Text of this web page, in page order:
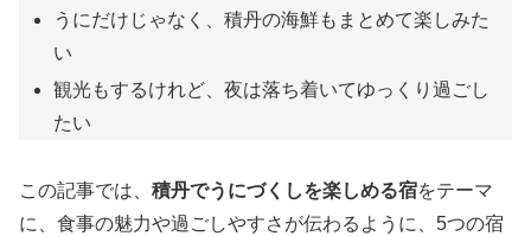
うにだけじゃなく、積丹の海鮮もまとめて楽しみた
い
観光もするけれど、夜は落ち着いてゆっくり過ごし
たい
この記事では、 積丹でうにづくしを楽しめる宿をテーマ
に、食事の魅力や過ごしやすさが伝わるように、5つの宿